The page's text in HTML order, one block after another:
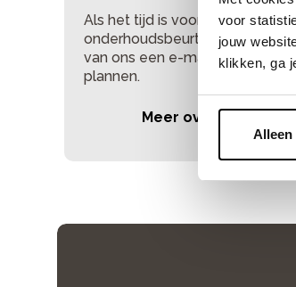
voor
jouw
klikken, ga
Alleen
Als het tijd is voor de service-
onderhoudsbeurt van je fiets,
van ons een e-mail om direct
plannen.
Meer over